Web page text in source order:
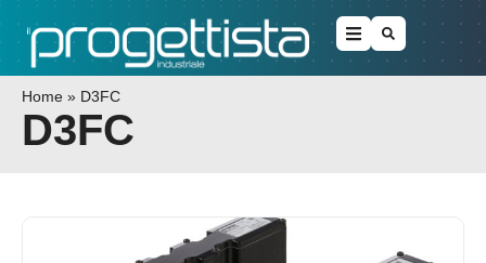
Home » D3FC
D3FC